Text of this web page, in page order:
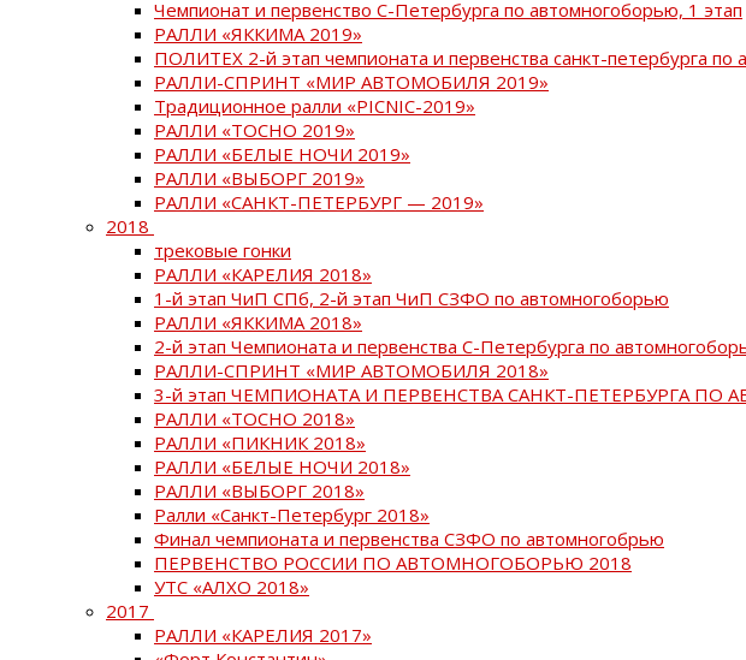
Чемпионат и первенство С-Петербурга по автомногоборью, 1 этап
РАЛЛИ «ЯККИМА 2019»
ПОЛИТЕХ 2-й этап чемпионата и первенства санкт-петербурга по
РАЛЛИ-СПРИНТ «МИР АВТОМОБИЛЯ 2019»
Традиционное ралли «PICNIC-2019»
РАЛЛИ «ТОСНО 2019»
РАЛЛИ «БЕЛЫЕ НОЧИ 2019»
РАЛЛИ «ВЫБОРГ 2019»
РАЛЛИ «САНКТ-ПЕТЕРБУРГ — 2019»
2018
трековые гонки
РАЛЛИ «КАРЕЛИЯ 2018»
1-й этап ЧиП СПб, 2-й этап ЧиП СЗФО по автомногоборью
РАЛЛИ «ЯККИМА 2018»
2-й этап Чемпионата и первенства С-Петербурга по
РАЛЛИ-СПРИНТ «МИР АВТОМОБИЛЯ 2018»
3-й этап ЧЕМПИОНАТА И ПЕРВЕНСТВА САНКТ-ПЕТЕРБУРГА
РАЛЛИ «ТОСНО 2018»
РАЛЛИ «ПИКНИК 2018»
РАЛЛИ «БЕЛЫЕ НОЧИ 2018»
РАЛЛИ «ВЫБОРГ 2018»
Ралли «Санкт-Петербург 2018»
Финал чемпионата и первенства СЗФО по автомногобрью
ПЕРВЕНСТВО РОССИИ ПО АВТОМНОГОБОРЬЮ 2018
УТС «АЛХО 2018»
2017
РАЛЛИ «КАРЕЛИЯ 2017»